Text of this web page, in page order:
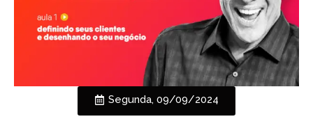
Segunda, 09/09/2024